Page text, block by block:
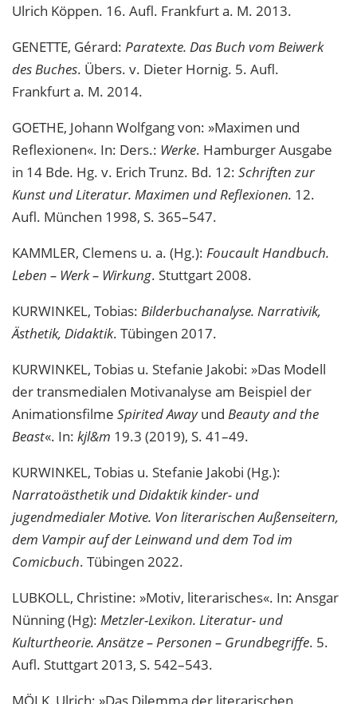
Ulrich Köppen. 16. Aufl. Frankfurt a. M. 2013.
GENETTE, Gérard: Paratexte. Das Buch vom Beiwerk
des Buches. Übers. v. Dieter Hornig. 5. Aufl.
Frankfurt a. M. 2014.
GOETHE, Johann Wolfgang von: »Maximen und
Reflexionen«. In: Ders.: Werke. Hamburger Ausgabe
in 14 Bde. Hg. v. Erich Trunz. Bd. 12: Schriften zur
Kunst und Literatur. Maximen und Reflexionen. 12.
Aufl. München 1998, S. 365–547.
KAMMLER, Clemens u. a. (Hg.): Foucault Handbuch.
Leben – Werk – Wirkung. Stuttgart 2008.
KURWINKEL, Tobias: Bilderbuchanalyse. Narrativik,
Ästhetik, Didaktik. Tübingen 2017.
KURWINKEL, Tobias u. Stefanie Jakobi: »Das Modell
der transmedialen Motivanalyse am Beispiel der
Animationsfilme Spirited Awayund Beauty and the
Beast«. In: kjl&m 19.3 (2019), S. 41–49.
KURWINKEL, Tobias u. Stefanie Jakobi (Hg.):
Narratoästhetik und Didaktik kinder- und
jugendmedialer Motive. Von literarischen Außenseitern,
dem Vampir auf der Leinwand und dem Tod im
Comicbuch. Tübingen 2022.
LUBKOLL, Christine: »Motiv, literarisches«. In: Ansgar
Nünning (Hg): Metzler-Lexikon. Literatur- und
Kulturtheorie. Ansätze – Personen – Grundbegriffe. 5.
Aufl. Stuttgart 2013, S. 542–543.